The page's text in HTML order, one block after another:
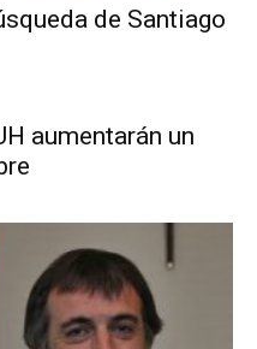
de Santiago
aumentarán un